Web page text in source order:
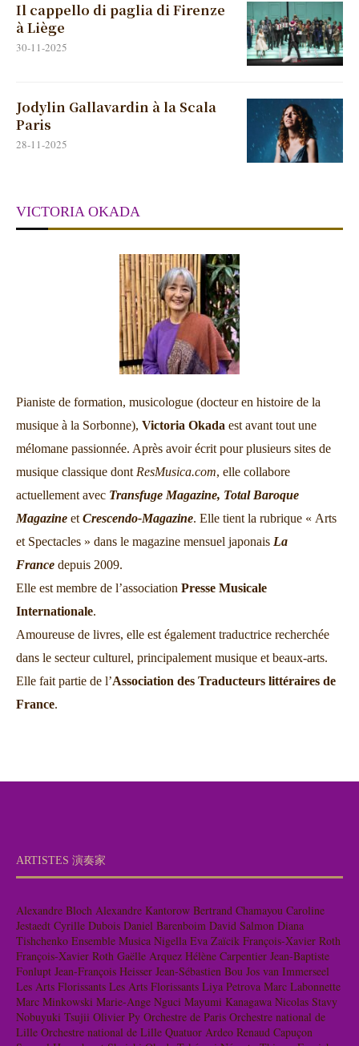
Jodylin Gallavardin à la Scala
VICTORIA OKADA
Pianiste de formation, musicologue (docteur en histoire de la
musique à la Sorbonne),Victoria Okadaest avant tout une
musique classique dontResMusica.com, elle collabore
actuellement avecTransfuge Magazine,Total Baroque
MagazineetCrescendo-Magazine . Elle tient la rubrique « Arts
et Spectacles » dans le magazine mensuel japonaisLa
Francedepuis 2009.
Elle est membre de l’associationPresse Musicale
Internationale .
Amoureuse de livres, elle est également traductrice recherchée
dans le secteur culturel, principalement musique et beaux-arts.
Elle fait partie de l’
France.
Jestaedt Cyrille Dubois
Tishchenko Ensemble Musica Nigella Eva Zaïcik François-Xavier Roth
Fonlupt Jean-François Heisser Jean-Sébastien Bou Jos van Immerseel
Les Arts Florissants Les Arts Florissants Liya Petrova Marc Labonnette
Marc Minkowski Marie-Ange Nguci Mayumi Kanagawa Nicolas Stavy
Nobuyuki Tsujii Olivier Py Orchestre de Paris Orchestre national de
Lille Orchestre national de Lille Quatuor Ardeo Renaud Capuçon
Samuel Hengebaert Shuichi Okada Takénori Némoto Thierry Escaich
Thomas Dunford William Christie アウグスタ・マッケイ=ロッジ ア
ンブロワジーヌ・ブレ ステファン・ドゥグー フランソワ＝グザ
ヴィエ・ロト リール国立管弦楽団 レア・デザンドレ